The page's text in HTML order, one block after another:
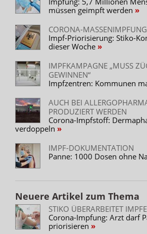
müssen geimpft werden
CORONA-MASSENIMPFUNG
Impf-Priorisierung: Stiko-
dieser Woche
IMPFKAMPAGNE „MUSS
GEWINNEN“
Impfzentren: Kommunen
AUCH BEI
PRODUZIERT WERDEN
Corona-Impfstoff:
verdoppeln
IMPF-DOKUMENTATION
Panne: 1000 Dosen ohne
Neuere Artikel zum Thema
STIKO ÜBERARBEITET
Corona-Impfung: Arzt darf
priorisieren